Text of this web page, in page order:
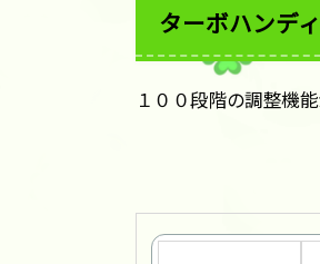
ターボハンデ
１００段階の調整機